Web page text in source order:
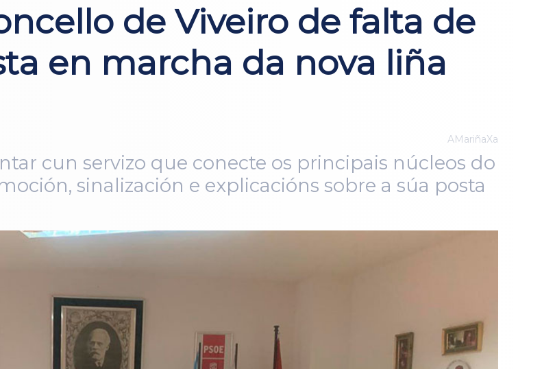
de Viveiro de falta de
en marcha da nova liña
AMariñaXa
cun servizo que conecte os principais núcleos do
sinalización e explicacións sobre a súa posta